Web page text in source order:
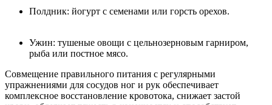
Полдник: йогурт с семенами или горсть орехов.
Ужин: тушеные овощи с цельнозерновым гарниром,
рыба или постное мясо.
Совмещение правильного питания с регулярными
упражнениями для сосудов ног и рук обеспечивает
комплексное восстановление кровотока, снижает застой